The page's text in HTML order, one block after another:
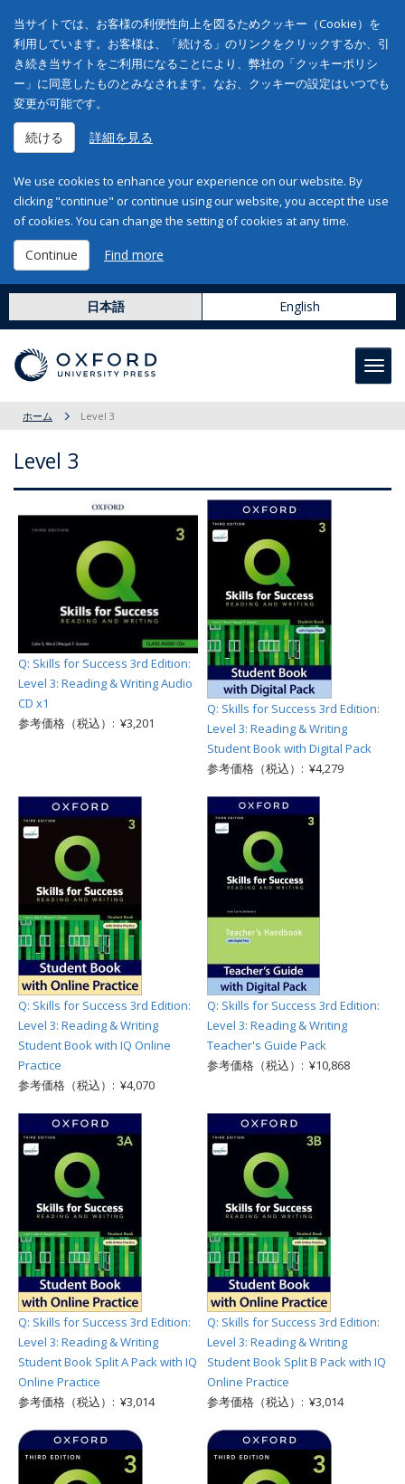
当サイトでは、お客様の利便性向上を図るためクッキー（Cookie）を
利用しています。お客様は、「続ける」のリンクをクリックするか、引
き続き当サイトをご利用になることにより、弊社の「クッキーポリシ
ー」に同意したものとみなされます。なお、クッキーの設定はいつでも
変更が可能です。
続ける 詳細を見る
We use cookies to enhance your experience on our website. By
clicking "continue" or continue using our website, you accept the use
of cookies. You can change the setting of cookies at any time.
Continue Find more
日本語 English
ホーム Level 3
Level 3
Q: Skills for Success 3rd Edition:
Level 3: Reading & Writing Audio
CD x1
参考価格（税込）: ¥3,201
Q: Skills for Success 3rd Edition:
Level 3: Reading & Writing
Student Book with Digital Pack
参考価格（税込）: ¥4,279
Q: Skills for Success 3rd Edition:
Level 3: Reading & Writing
Student Book with IQ Online
Practice
参考価格（税込）: ¥4,070
Q: Skills for Success 3rd Edition:
Level 3: Reading & Writing
Teacher's Guide Pack
参考価格（税込）: ¥10,868
Q: Skills for Success 3rd Edition:
Level 3: Reading & Writing
Student Book Split A Pack with IQ
Online Practice
参考価格（税込）: ¥3,014
Q: Skills for Success 3rd Edition:
Level 3: Reading & Writing
Student Book Split B Pack with IQ
Online Practice
参考価格（税込）: ¥3,014